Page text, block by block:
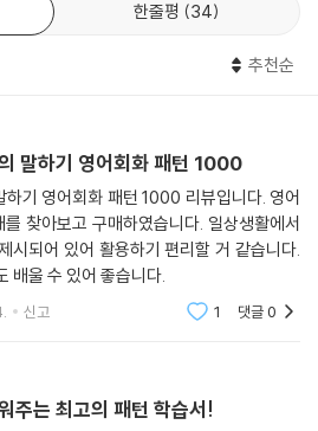
가능)
만에 해석하기’ 섹션 수록 ★
2000여 개를 한글 해석 없이 “영어로만”
석이 되는지 복습할 수 있는 ‘듣고 1초 만
니다. 영단어 50개 학습을 끝낼 때마다 등
수록되어 있어 휴대폰으로 찍어서 바로 듣
무료 음성 강의 제공 ★
할 수 있는 ‘일상생활 영단어 500개’를
클립’ 혹은 ‘팟빵’ 사이트[앱]에 접속하여
한줄평 34
추천순
말하기 영어회화 패턴 1000
기 영어회화 패턴 1000 리뷰입니다. 영어
찾아보고 구매하였습니다. 일상생활에서
시되어 있어 활용하기 편리할 거 같습니다.
배울 수 있어 좋습니다.
신고 1 댓글0
주는 최고의 패턴 학습서!